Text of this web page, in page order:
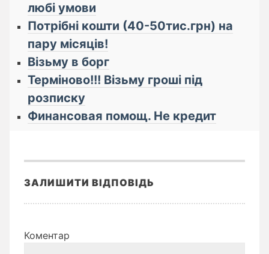
любі умови
Потрібні кошти (40-50тис.грн) на
пару місяців!
Візьму в борг
Терміново!!! Візьму гроші під
розписку
Финансовая помощ. Не кредит
ЗАЛИШИТИ ВІДПОВІДЬ
Коментар